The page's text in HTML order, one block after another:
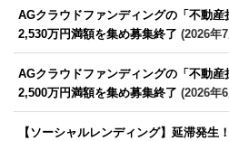
AGクラウドファンディングの「不動産
2,530万円満額を集め募集終了 (2026年
AGクラウドファンディングの「不動産
2,500万円満額を集め募集終了 (2026年
【ソーシャルレンディング】延滞発生